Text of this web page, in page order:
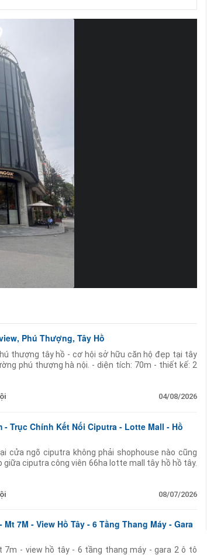
Phú Thượng, Tây Hồ
thượng tây hồ - cơ hội sở hữu căn hộ đẹp tại tây
phú thượng hà nội. - diện tích: 70m - thiết kế: 2
04/08/2026
- Trục Chính Kết Nối Ciputra - Lotte Mall - Hồ
cửa ngõ ciputra không phải shophouse nào cũng
ciputra công viên 66ha lotte mall tây hồ hồ tây.
08/07/2026
Mt 7M - View Hồ Tây - 6 Tầng Thang Máy - Gara
- view hồ tây - 6 tầng thang máy - gara 2 ô tô